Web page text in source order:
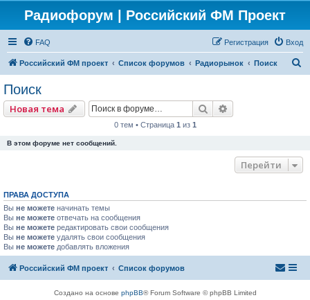
Радиофорум | Российский ФМ Проект
FAQ Вход
Регистрация
Российский ФМ проект Список форумов Радиорынок Поиск
Поиск
Новая тема Поиск
0 тем • Страница 1 из 1
В этом форуме нет сообщений.
Перейти
ПРАВА ДОСТУПА
Вы не можете начинать темы
Вы не можете отвечать на сообщения
Вы не можете редактировать свои сообщения
Вы не можете удалять свои сообщения
Вы не можете добавлять вложения
Российский ФМ проект Список форумов
Создано на основе phpBB® Forum Software © phpBB Limited